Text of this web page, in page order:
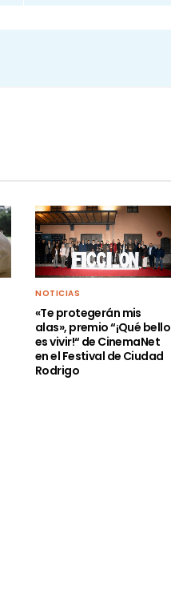
NOTICIAS
«Te protegerán mis
alas», premio “¡Qué bello
es vivir!“ de CinemaNet
en el Festival de Ciudad
Rodrigo